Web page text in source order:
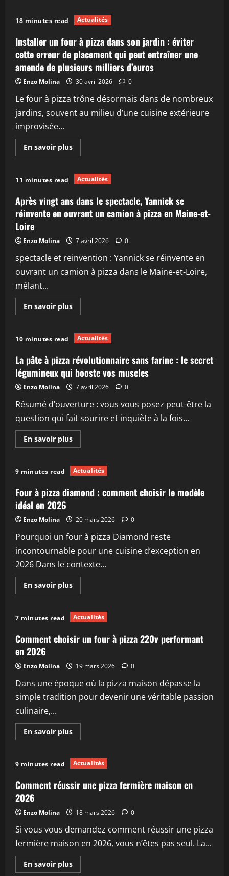
Cette
pizza
notée
85/100
sur
Yuka,
séduit
à
moins
5
euros
18 minutes read Actualités
Installer un four à pizza dans son jardin : éviter
cette erreur de placement qui peut entraîner une
amende de plusieurs milliers d’euros
Enzo Molina 30 avril 2026 0
Le four à pizza trône désormais dans de nombreux
jardins, souvent au milieu d’une cuisine extérieure
improvisée...
En savoir plusEn
savoir
Installer
un
à
pizza
dans
son
éviter
erreur
de
placement
qui
une
amende
de
plusieurs
d’euros
11 minutes read Actualités
Après vingt ans dans le spectacle, Yannick se
réinvente en ouvrant un camion à pizza en Maine-et-
Loire
Enzo Molina 7 avril 2026 0
spectacle et reinvention : Yannick se réinvente en
ouvrant un camion à pizza dans le Maine-et-Loire,
mêlant...
En savoir plusEn
savoir
Après
vingt
dans
le
spectacle,
Yannick
se
réinvente
ouvrant
un
camion
en
Maine-
Loire
10 minutes read Actualités
La pâte à pizza révolutionnaire sans farine : le secret
légumineux qui booste vos muscles
Enzo Molina 7 avril 2026 0
Résumé d’ouverture : vous vous posez peut-être la
question qui fait sourire et inquiète à la fois...
En savoir plusEn
savoir
La
pâte
pizza
révolutionnaire
le
secret
légumineux
booste
vos
muscles
9 minutes read Actualités
Four à pizza diamond : comment choisir le modèle
idéal en 2026
Enzo Molina 20 mars 2026 0
Pourquoi un four à pizza Diamond reste
incontournable pour une cuisine d’exception en
2026 Dans le contexte...
En savoir plusEn
savoir
Four
à
diamond
:
le
modèle
en
7 minutes read Actualités
Comment choisir un four à pizza 220v performant
en 2026
Enzo Molina 19 mars 2026 0
Dans une époque où la pizza maison dépasse la
simple tradition pour devenir une véritable passion
culinaire,...
En savoir plusEn
savoir
Comment
choisir
four
à
performant
en
9 minutes read Actualités
Comment réussir une pizza fermière maison en
2026
Enzo Molina 18 mars 2026 0
Si vous vous demandez comment réussir une pizza
fermière maison en 2026, vous n’êtes pas seul. La...
En savoir plusEn
savoir